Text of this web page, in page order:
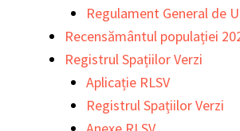
Regulament General de
Recensământul populației
Registrul Spațiilor Verzi
Aplicație RLSV
Registrul Spațiilor Verzi